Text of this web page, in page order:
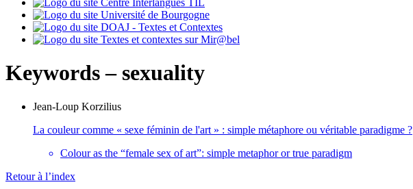
Keywords – sexuality
Jean-Loup Korzilius
La couleur comme « sexe féminin de l'art » : simple métaphore ou véritable paradigme ?
Colour as the “female sex of art”: simple metaphor or true paradigm
Retour à l’index